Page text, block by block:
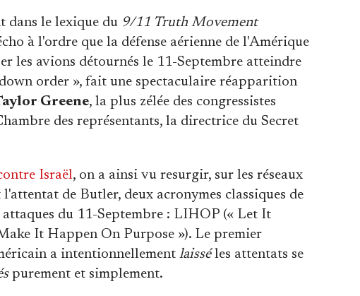
dans le lexique du 9/11 Truth Movement
à l'ordre que la défense aérienne de l'Amérique
les avions détournés le 11-Septembre atteindre
order », fait une spectaculaire réapparition
Greene, la plus zélée des congressistes
des représentants, la directrice du Secret
Israël, on a ainsi vu resurgir, sur les réseaux
de Butler, deux acronymes classiques de
du 11-Septembre : LIHOP (« Let It
It Happen On Purpose »). Le premier
a intentionnellement laisséles attentats se
purement et simplement.